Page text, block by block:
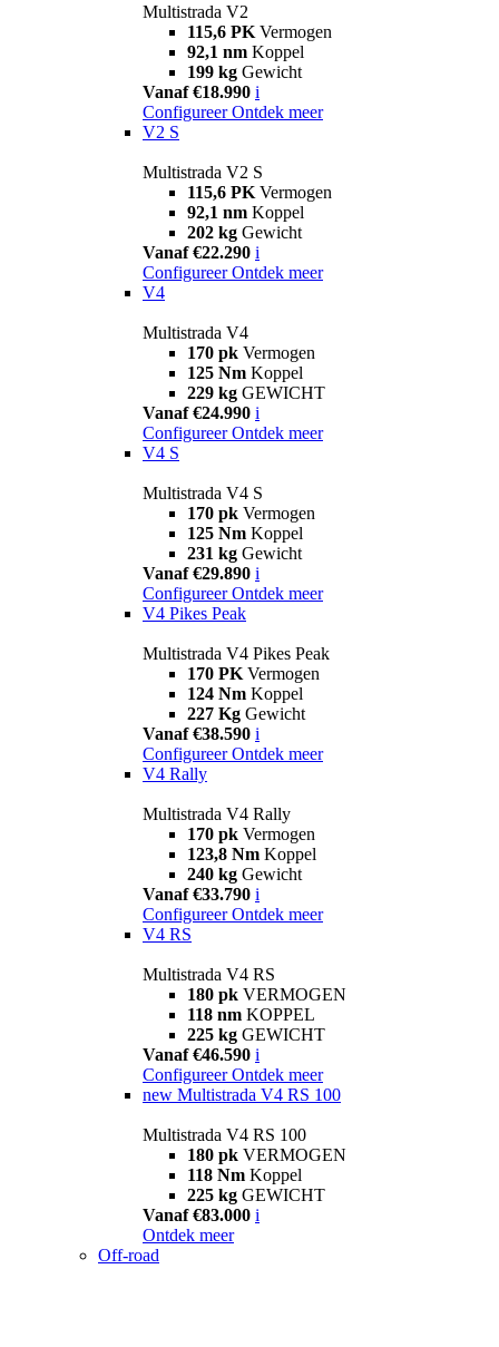
Multistrada V2
115,6 PK Vermogen
92,1 nm Koppel
199 kg Gewicht
Vanaf €18.990 i
Configureer Ontdek meer
V2 S
Multistrada V2 S
115,6 PK Vermogen
92,1 nm Koppel
202 kg Gewicht
Vanaf €22.290 i
Configureer Ontdek meer
V4
Multistrada V4
170 pk Vermogen
125 Nm Koppel
229 kg GEWICHT
Vanaf €24.990 i
Configureer Ontdek meer
V4 S
Multistrada V4 S
170 pk Vermogen
125 Nm Koppel
231 kg Gewicht
Vanaf €29.890 i
Configureer Ontdek meer
V4 Pikes Peak
Multistrada V4 Pikes Peak
170 PK Vermogen
124 Nm Koppel
227 Kg Gewicht
Vanaf €38.590 i
Configureer Ontdek meer
V4 Rally
Multistrada V4 Rally
170 pk Vermogen
123,8 Nm Koppel
240 kg Gewicht
Vanaf €33.790 i
Configureer Ontdek meer
V4 RS
Multistrada V4 RS
180 pk VERMOGEN
118 nm KOPPEL
225 kg GEWICHT
Vanaf €46.590 i
Configureer Ontdek meer
new Multistrada V4 RS 100
Multistrada V4 RS 100
180 pk VERMOGEN
118 Nm Koppel
225 kg GEWICHT
Vanaf €83.000 i
Ontdek meer
Off-road